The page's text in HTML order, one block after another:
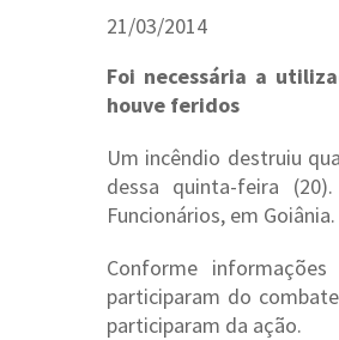
21/03/2014
Foi necessária a
houve feridos
Um incêndio destruiu
dessa quinta-feira
Funcionários, em Goiânia.
Conforme
participaram do
participaram da ação.